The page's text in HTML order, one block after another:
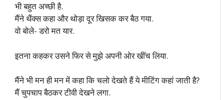
भी बहुत अच्छी है.
मैंने थैंक्स कहा और थोड़ा दूर खिसक कर बैठ गया.
वो बोले- डरो मत यार.
इतना कहकर उसने फिर से मुझे अपनी ओर खींच लिया.
मैंने भी मन ही मन में कहा कि चलो देखते हैं ये मीटिंग कहां जाती है?
मैं चुपचाप बैठकर टीवी देखने लगा.